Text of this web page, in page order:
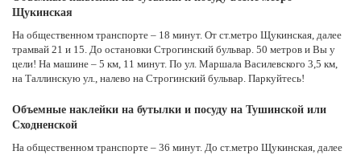
Щукинская
На общественном транспорте – 18 минут. От ст.метро Щукинская, далее
трамвай 21 и 15. До остановки Строгинский бульвар. 50 метров и Вы у
цели! На машине – 5 км, 11 минут. По ул. Маршала Василевского 3,5 км,
на Таллинскую ул., налево на Строгинский бульвар. Паркуйтесь!
Объемные наклейки на бутылки и посуду на Тушинской или
Сходненской
На общественном транспорте – 36 минут. До ст.метро Щукинская, далее